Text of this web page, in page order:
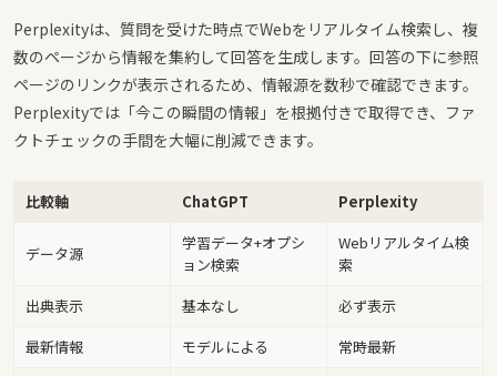
Perplexityは、質問を受けた時点でWebをリアルタイム検索し、複
数のページから情報を集約して回答を生成します。回答の下に参照
ページのリンクが表示されるため、情報源を数秒で確認できます。
Perplexityでは「今この瞬間の情報」を根拠付きで取得でき、ファ
クトチェックの手間を大幅に削減できます。
比較軸 ChatGPT Perplexity
データ源
学習データ+オプシ
ョン検索
Webリアルタイム検
索
出典表示
基本なし
必ず表示
最新情報
モデルによる
常時最新